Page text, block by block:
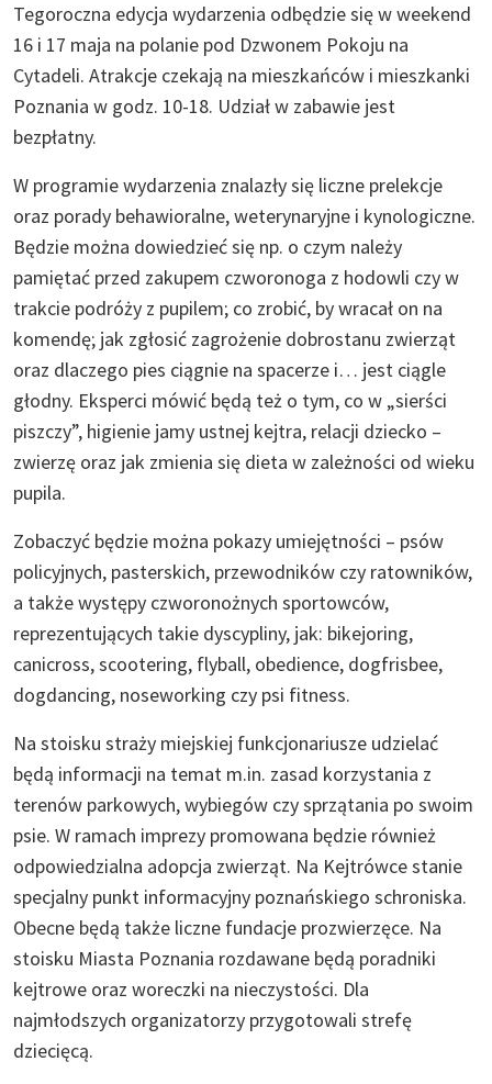
Tegoroczna edycja wydarzenia odbędzie się w weekend
16 i 17 maja na polanie pod Dzwonem Pokoju na
Cytadeli. Atrakcje czekają na mieszkańców i mieszkanki
Poznania w godz. 10-18. Udział w zabawie jest
bezpłatny.
W programie wydarzenia znalazły się liczne prelekcje
oraz porady behawioralne, weterynaryjne i kynologiczne.
Będzie można dowiedzieć się np. o czym należy
pamiętać przed zakupem czworonoga z hodowli czy w
trakcie podróży z pupilem; co zrobić, by wracał on na
komendę; jak zgłosić zagrożenie dobrostanu zwierząt
oraz dlaczego pies ciągnie na spacerze i… jest ciągle
głodny. Eksperci mówić będą też o tym, co w „sierści
piszczy”, higienie jamy ustnej kejtra, relacji dziecko –
zwierzę oraz jak zmienia się dieta w zależności od wieku
pupila.
Zobaczyć będzie można pokazy umiejętności – psów
policyjnych, pasterskich, przewodników czy ratowników,
a także występy czworonożnych sportowców,
reprezentujących takie dyscypliny, jak: bikejoring,
canicross, scootering, flyball, obedience, dogfrisbee,
dogdancing, noseworking czy psi fitness.
Na stoisku straży miejskiej funkcjonariusze udzielać
będą informacji na temat m.in. zasad korzystania z
terenów parkowych, wybiegów czy sprzątania po swoim
psie. W ramach imprezy promowana będzie również
odpowiedzialna adopcja zwierząt. Na Kejtrówce stanie
specjalny punkt informacyjny poznańskiego schroniska.
Obecne będą także liczne fundacje prozwierzęce. Na
stoisku Miasta Poznania rozdawane będą poradniki
kejtrowe oraz woreczki na nieczystości. Dla
najmłodszych organizatorzy przygotowali strefę
dziecięcą.